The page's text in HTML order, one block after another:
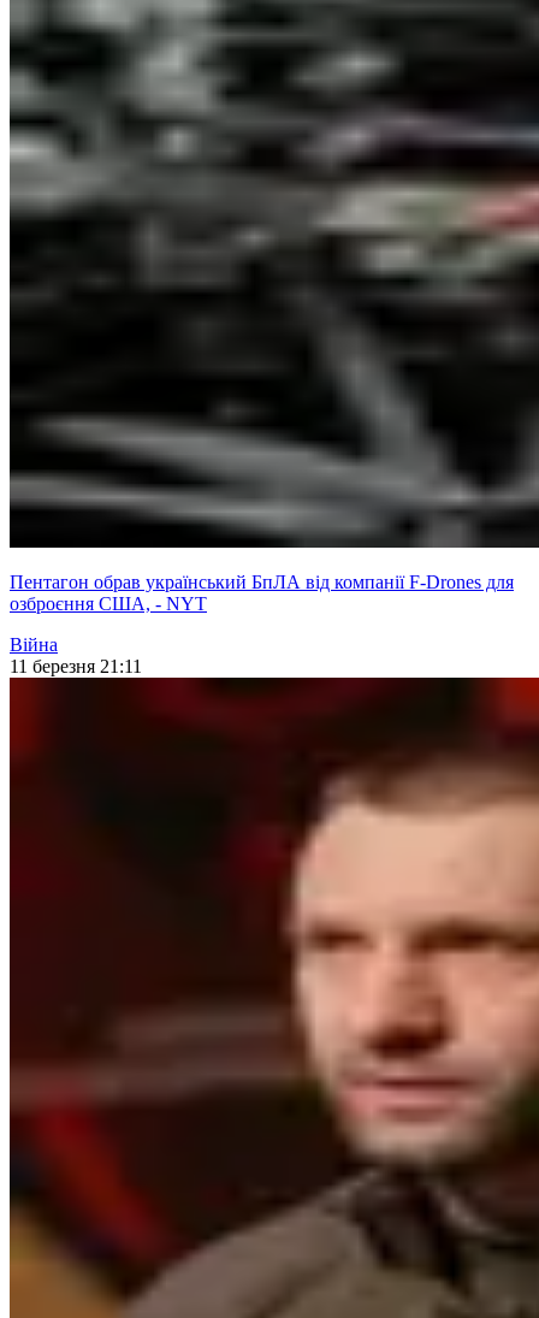
Пентагон обрав український БпЛА від компанії F-Drones для
озброєння США, - NYT
Війна
11 березня 21:11